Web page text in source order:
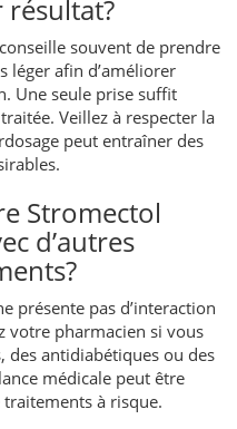
souvent de prendre
léger afin d’améliorer
Une seule prise suffit
Veillez à respecter la
peut entraîner des
Stromectol
d’autres
présente pas d’interaction
votre pharmacien si vous
des antidiabétiques ou des
médicale peut être
à risque.